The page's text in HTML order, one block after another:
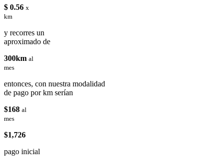
$ 0.56 x
km
y recorres un
aproximado de
300km al
mes
entonces, con nuestra modalidad
de pago por km serían
$168 al
mes
$1,726
pago inicial